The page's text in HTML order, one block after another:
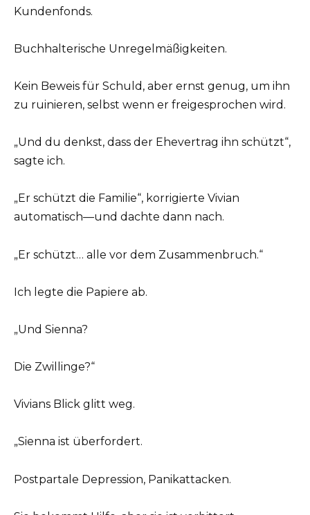
Kundenfonds.
Buchhalterische Unregelmäßigkeiten.
Kein Beweis für Schuld, aber ernst genug, um ihn
zu ruinieren, selbst wenn er freigesprochen wird.
„Und du denkst, dass der Ehevertrag ihn schützt“,
sagte ich.
„Er schützt die Familie“, korrigierte Vivian
automatisch—und dachte dann nach.
„Er schützt… alle vor dem Zusammenbruch.“
Ich legte die Papiere ab.
„Und Sienna?
Die Zwillinge?“
Vivians Blick glitt weg.
„Sienna ist überfordert.
Postpartale Depression, Panikattacken.